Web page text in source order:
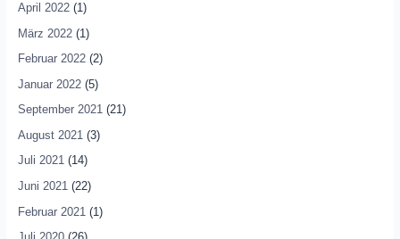
April 2022(1)
März 2022(1)
Februar 2022(2)
Januar 2022(5)
September 2021(21)
August 2021 (3)
Juli 2021(14)
Juni 2021(22)
Februar 2021 (1)